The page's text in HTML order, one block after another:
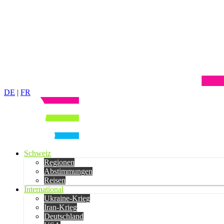
DE | FR
Schweiz
Regionen
Abstimmungen
Reisen
International
Ukraine-Krieg
Iran-Krieg
Deutschland